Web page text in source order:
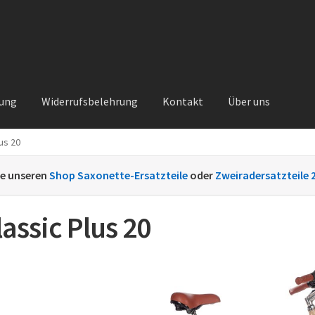
Widerrufsbelehrung Kontakt Über uns
Kontakt
20
unseren Shop Saxonette-Ersatzteile oder Zweiradersatzteile
Plus 20